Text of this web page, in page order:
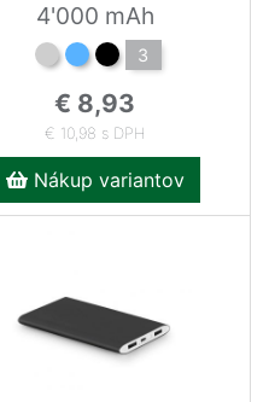
4'000 mAh
3
€ 8,93
€ 10,98 s DPH
Nákup variantov